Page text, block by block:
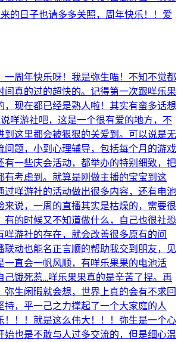
的日子也请多多关照，周年快乐！！爱
一周年快乐呀！我是弥生喵！不知不觉都
间真的过的超快的。记得第一次跟咩乐果
，现在都已经是熟人啦！其实有蛮多话想
咩游社吧，这是一个很有爱的地方，不
到这里都会被狠狠的关爱到。可以说是无
问题，小到心理辅导，包括每个月的游戏
有一些庆会活动，都举办的特别细致，把
有考虑到。就算是刚做主播的宝宝到这
过咩游社的活动做出很多内容，还有电池
来说，一周的直播其实是枯燥的，需要很
有的时候又不知道做什么，自己也很社恐
咩游社的存在，就会改善很多原有的问
联动也能名正言顺的帮助我交到朋友，见
一直会一帆风顺，有咩乐果果的电池活
饿死惹...咩乐果果真的是辛苦了捏。再
弥生闲暇就会想，世界上真的会有不求回
持，平一己之力撑起了一个大家庭的人
！！！就是这么伟大！！！弥生是一个心
始也是不敢与人过多交流的，但是细心温